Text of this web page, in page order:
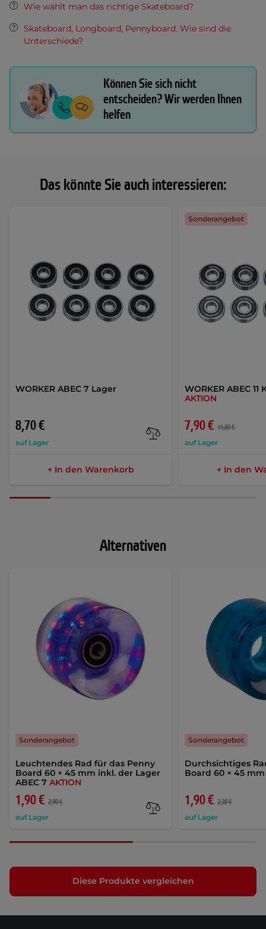
Das könnte Sie auch interessieren:
WORKER ABEC 7 Lager
8,70 €
auf Lager
+ In den Warenkorb
WORKER ABEC
AKTION
7,90 € 11,80 €
auf Lager
Sonderangebot
+ In den
Wie wählt man das richtige Skateboard?
Skateboard, Longboard, Pennyboard. Wie sind die
Unterschiede?
Können Sie sich nicht
entscheiden? Wir werden Ihnen
helfen
Alternativen
Leuchtendes Rad für das Penny
Board 60 × 45 mm inkl. der Lager
ABEC 7 AKTION
1,90 € 2,90 €
auf Lager
Sonderangebot
Durchsichtiges
Board 60 × 45
1,90 € 2,30 €
auf Lager
Sonderangebot
Diese Produkte vergleichen